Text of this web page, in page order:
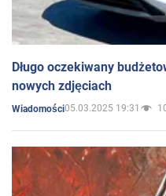
Długo oczekiwany
nowych zdjęciach
Wiadomości05.03.2025 19:31